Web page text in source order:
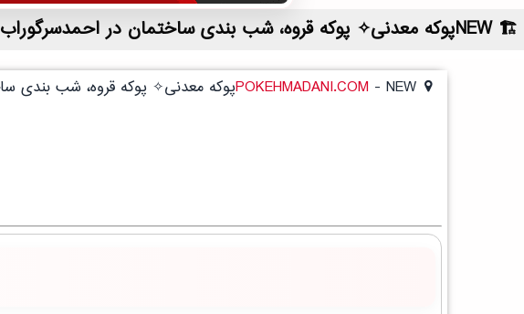
NEWپوکه معدنی✧ پوکه قروه، شب بندی ساختمان در احمدسرگوراب | لیست قیمت روز و خرید مستقیم ، مناسب تر از نمایندگی شهرستان ها
POKEHMADANI.COM - NEWپوکه معدنی✧ پوکه قروه، شب بندی ساختمان در احمدسرگوراب